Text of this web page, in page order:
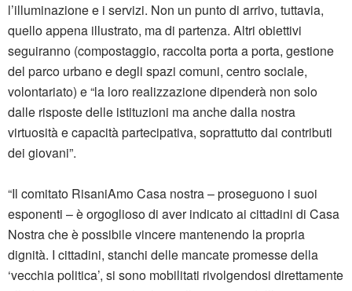
l’illuminazione e i servizi. Non un punto di arrivo, tuttavia,
quello appena illustrato, ma di partenza. Altri obiettivi
seguiranno (compostaggio, raccolta porta a porta, gestione
del parco urbano e degli spazi comuni, centro sociale,
volontariato) e “la loro realizzazione dipenderà non solo
dalle risposte delle istituzioni ma anche dalla nostra
virtuosità e capacità partecipativa, soprattutto dai contributi
dei giovani”.
“Il comitato RisaniAmo Casa nostra – proseguono i suoi
esponenti – è orgoglioso di aver indicato ai cittadini di Casa
Nostra che è possibile vincere mantenendo la propria
dignità. I cittadini, stanchi delle mancate promesse della
‘vecchia politica’, si sono mobilitati rivolgendosi direttamente